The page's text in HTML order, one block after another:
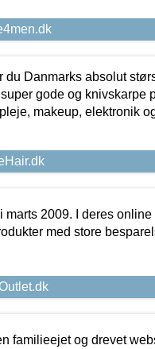
du Danmarks absolut
gode og knivskarpe
makeup, elektronik
marts 2009. I deres
med store
familieejet og drevet